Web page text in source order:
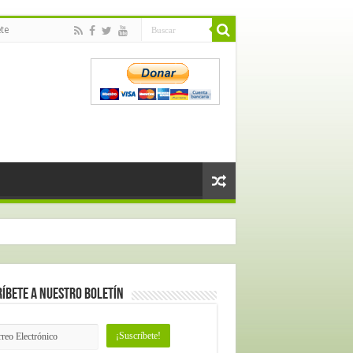
a nuestro Boletín